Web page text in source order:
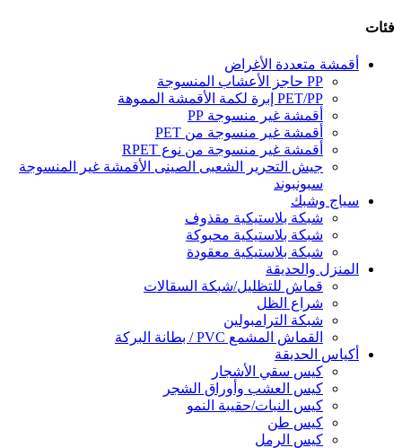
فئات
أقمشة متعددة الأغراض
PP حاجز الأعشاب المنسوجة
PET/PP إبرة لكمة الأقمشة المموهة
أقمشة غير منسوجة PP
أقمشة غير منسوجة من PET
أقمشة غير منسوجة من نوع RPET
جيش التحرير الشعبى الصينى الأقمشة غير المنسوجة
سبونبوند
سياج وشبك
شبكة بلاستيكية مقذوف
شبكة بلاستيكية محبوكة
شبكة بلاستيكية معقودة
المنزل والحديقة
قماش للتظليل/شبكة السقالات
شراع الظل
شبكة الترامبولين
القماش المشمع PVC / بطانة البركة
أكياس الحديقة
كيس سقي الأشجار
كيس العشب وأوراق الشجر
كيس النبات/حقيبة النمو
كيس طن
كيس الرمل